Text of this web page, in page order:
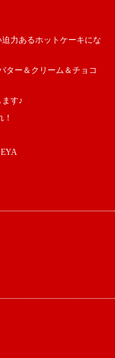
力あるホットケーキにな
ー＆クリーム＆チョコ
す♪